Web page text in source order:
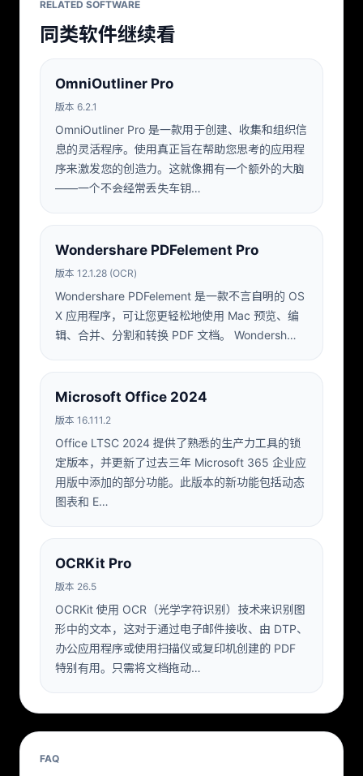
RELATED SOFTWARE
同类软件继续看
OmniOutliner Pro
版本 6.2.1
OmniOutliner Pro 是一款用于创建、收集和组织信
息的灵活程序。使用真正旨在帮助您思考的应用程
序来激发您的创造力。这就像拥有一个额外的大脑
——一个不会经常丢失车钥…
Wondershare PDFelement Pro
版本 12.1.28 (OCR)
Wondershare PDFelement 是一款不言自明的 OS
X 应用程序，可让您更轻松地使用 Mac 预览、编
辑、合并、分割和转换 PDF 文档。 Wondersh…
Microsoft Office 2024
版本 16.111.2
Office LTSC 2024 提供了熟悉的生产力工具的锁
定版本，并更新了过去三年 Microsoft 365 企业应
用版中添加的部分功能。此版本的新功能包括动态
图表和 E…
OCRKit Pro
版本 26.5
OCRKit 使用 OCR（光学字符识别）技术来识别图
形中的文本，这对于通过电子邮件接收、由 DTP、
办公应用程序或使用扫描仪或复印机创建的 PDF
特别有用。只需将文档拖动…
FAQ